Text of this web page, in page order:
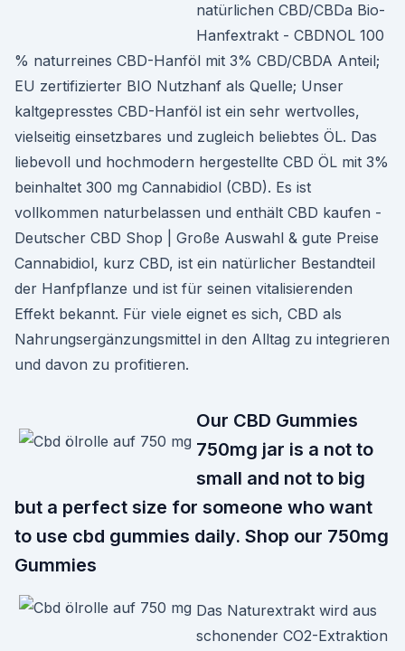
natürlichen CBD/CBDa Bio-
Hanfextrakt - CBDNOL 100
% naturreines CBD-Hanföl mit 3% CBD/CBDA Anteil;
EU zertifizierter BIO Nutzhanf als Quelle; Unser
kaltgepresstes CBD-Hanföl ist ein sehr wertvolles,
vielseitig einsetzbares und zugleich beliebtes ÖL. Das
liebevoll und hochmodern hergestellte CBD ÖL mit 3%
beinhaltet 300 mg Cannabidiol (CBD). Es ist
vollkommen naturbelassen und enthält CBD kaufen -
Deutscher CBD Shop | Große Auswahl & gute Preise
Cannabidiol, kurz CBD, ist ein natürlicher Bestandteil
der Hanfpflanze und ist für seinen vitalisierenden
Effekt bekannt. Für viele eignet es sich, CBD als
Nahrungsergänzungsmittel in den Alltag zu integrieren
und davon zu profitieren.
Our CBD Gummies
750mg jar is a not to
small and not to big
but a perfect size for someone who want
to use cbd gummies daily. Shop our 750mg
Gummies
Das Naturextrakt wird aus
schonender CO2-Extraktion